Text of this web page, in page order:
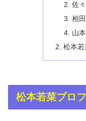
佐
相
山
松本若
松本若菜プロ